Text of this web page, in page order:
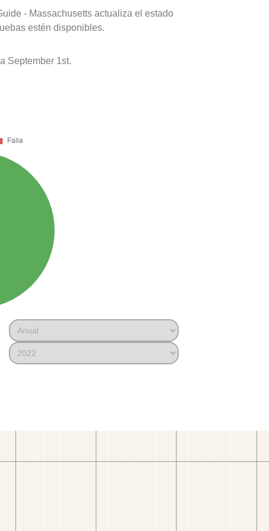
- Massachusetts actualiza el estado
estén disponibles.
September 1st.